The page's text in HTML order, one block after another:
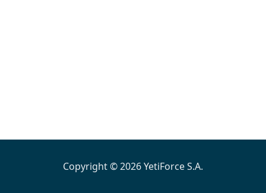
Copyright © 2026 YetiForce S.A.